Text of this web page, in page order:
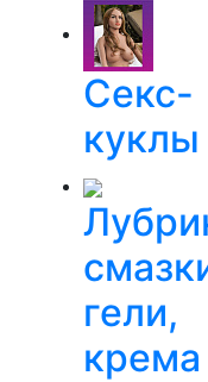
Секс-
куклы
гели,
крема